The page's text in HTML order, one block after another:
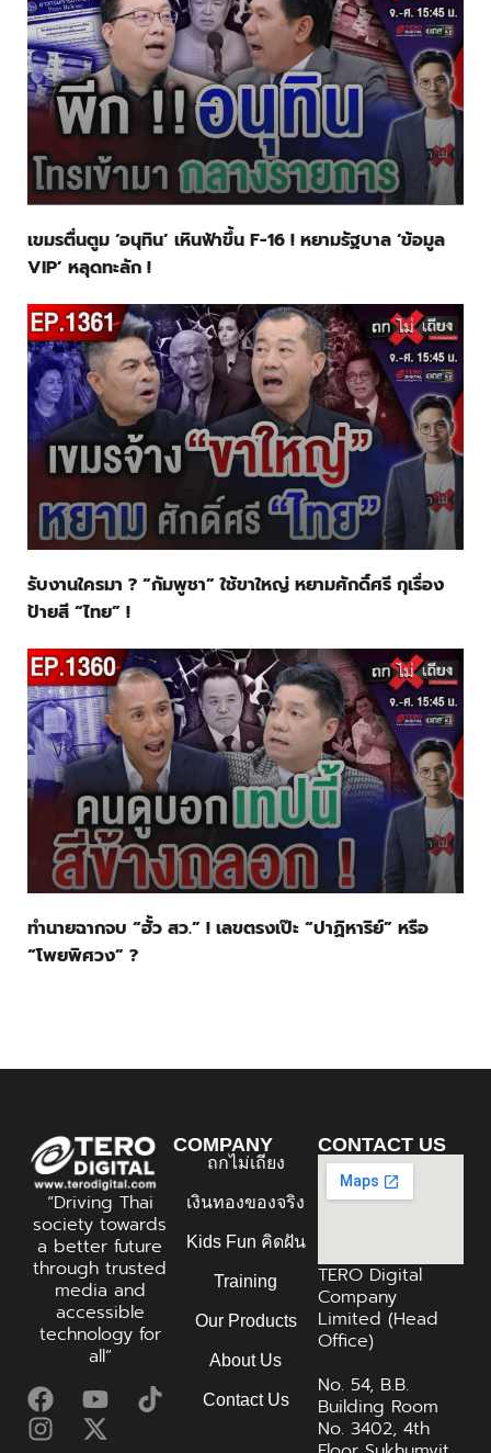
เขมรตื่นตูม ‘อนุทิน’ เหินฟ้าขึ้น F-16 ! หยามรัฐบาล ‘ข้อมูล
VIP’ หลุดทะลัก !
รับงานใครมา ? “กัมพูชา” ใช้ขาใหญ่ หยามศักดิ์ศรี กุเรื่อง
ป้ายสี “ไทย” !
ทำนายฉากจบ “ฮั้ว สว.” ! เลขตรงเป๊ะ “ปาฏิหาริย์” หรือ
“โพยพิศวง” ?
“Driving Thai
society towards
a better future
through trusted
media and
accessible
technology for
all”
COMPANY
ถกไม่เถียง
เงินทองของจริง
Kids Fun คิดฝัน
Training
Our Products
About Us
Contact Us
CONTACT US
TERO Digital
Company
Limited (Head
Office)
No. 54, B.B.
Building Room
No. 3402, 4th